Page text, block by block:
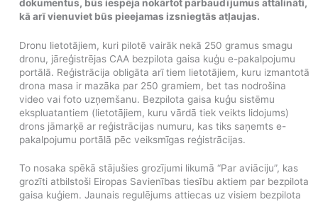
dokumentus, būs iespēja nokārtot pārbaudījumus attālināti,
kā arī vienuviet būs pieejamas izsniegtās atļaujas.
Dronu lietotājiem, kuri pilotē vairāk nekā 250 gramus smagu
dronu, jāreģistrējas CAA bezpilota gaisa kuģu e-pakalpojumu
portālā. Reģistrācija obligāta arī tiem lietotājiem, kuru izmantotā
drona masa ir mazāka par 250 gramiem, bet tas nodrošina
video vai foto uzņemšanu. Bezpilota gaisa kuģu sistēmu
ekspluatantiem (lietotājiem, kuru vārdā tiek veikts lidojums)
drons jāmarķē ar reģistrācijas numuru, kas tiks saņemts e-
pakalpojumu portālā pēc veiksmīgas reģistrācijas.
To nosaka spēkā stājušies grozījumi likumā “Par aviāciju”, kas
grozīti atbilstoši Eiropas Savienības tiesību aktiem par bezpilota
gaisa kuģiem. Jaunais regulējums attiecas uz visiem bezpilota